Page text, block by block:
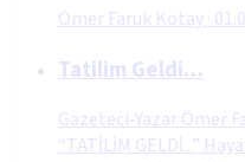
Ömer Faruk Kotay·
Tatilim Geldi…
Gazeteci-Yazar Ömer
“TATİLİM GELDİ...”